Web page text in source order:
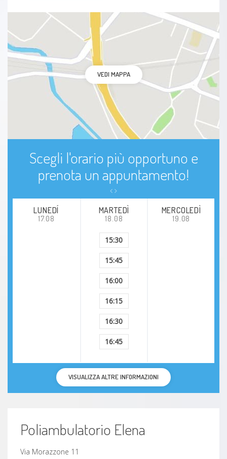
VEDI MAPPA
Scegli l'orario più opportuno e
prenota un appuntamento!
LUNEDÍ
17.08
MARTEDÌ
18.08
15:30
15:45
16:00
16:15
16:30
16:45
MERCOLEDÌ
19.08
VISUALIZZA ALTRE INFORMAZIONI
Poliambulatorio Elena
Via Morazzone 11